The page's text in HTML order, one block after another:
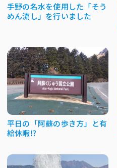
手野の名水を使用した「そう
めん流し」を行いました
平日の「阿蘇の歩き方」と有
給休暇⁉